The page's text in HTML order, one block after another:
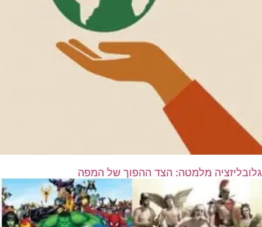
גלובליזציה מלמטה: הצד ההפוך של המפה